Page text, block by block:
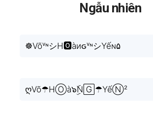
Ngẫu nhiên
☸VõᵛᶰシH🅾àиԍᵛᶰシYếɴ۵
ღVõ☂HⓄà๖ۣۜN🄶☂YếⓃ²